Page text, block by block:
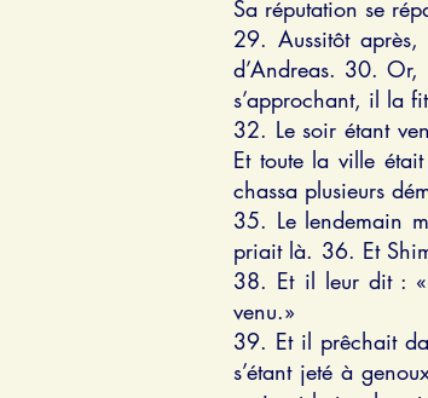
Sa réputation se
29. Aussitôt
d’Andreas. 30. Or,
s’approchant, il la
32. Le soir étant
Et toute la ville
chassa plusieurs
35. Le lendemain
priait là. 36. Et
38. Et il leur dit : «
venu.»
39. Et il prêchait
s’étant jeté à